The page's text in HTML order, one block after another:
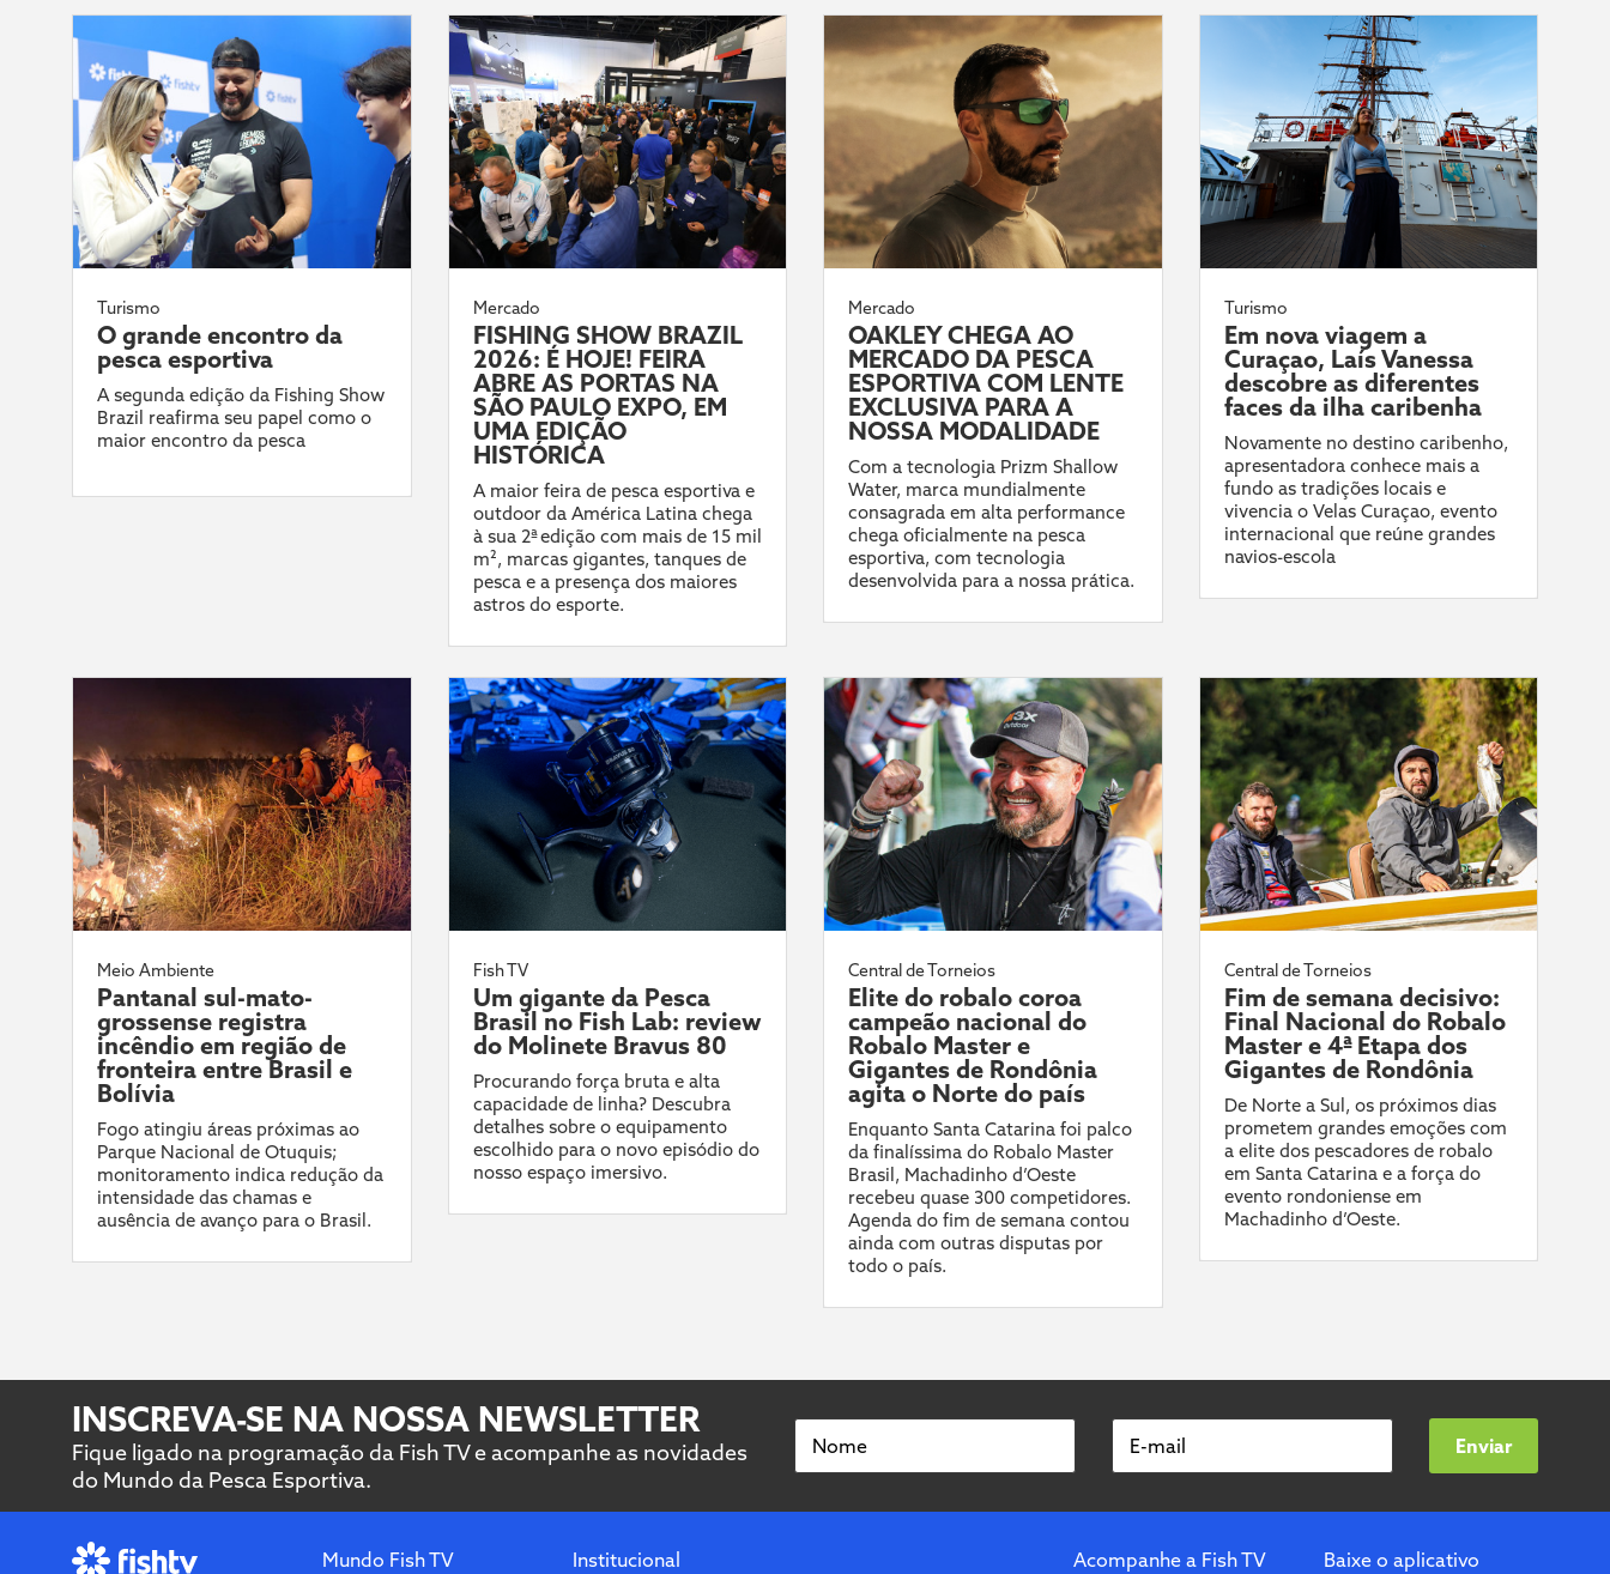
Turismo
O grande encontro da
pesca esportiva
A segunda edição da Fishing Show
Brazil reafirma seu papel como o
maior encontro da pesca
Mercado
FISHING SHOW BRAZIL
2026: É HOJE! FEIRA
ABRE AS PORTAS NA
SÃO PAULO EXPO, EM
UMA EDIÇÃO
HISTÓRICA
A maior feira de pesca esportiva e
outdoor da América Latina chega
à sua 2ª edição com mais de 15 mil
m², marcas gigantes, tanques de
pesca e a presença dos maiores
astros do esporte.
Mercado
OAKLEY CHEGA AO
MERCADO DA PESCA
ESPORTIVA COM LENTE
EXCLUSIVA PARA A
NOSSA MODALIDADE
Com a tecnologia Prizm Shallow
Water, marca mundialmente
consagrada em alta performance
chega oficialmente na pesca
esportiva, com tecnologia
desenvolvida para a nossa prática.
Turismo
Em nova viagem a
Curaçao, Laís Vanessa
descobre as diferentes
faces da ilha caribenha
Novamente no destino caribenho,
apresentadora conhece mais a
fundo as tradições locais e
vivencia o Velas Curaçao, evento
internacional que reúne grandes
navios-escola
Meio Ambiente
Pantanal sul-mato-
grossense registra
incêndio em região de
fronteira entre Brasil e
Bolívia
Fogo atingiu áreas próximas ao
Parque Nacional de Otuquis;
monitoramento indica redução da
intensidade das chamas e
ausência de avanço para o Brasil.
Fish TV
Um gigante da Pesca
Brasil no Fish Lab: review
do Molinete Bravus 80
Procurando força bruta e alta
capacidade de linha? Descubra
detalhes sobre o equipamento
escolhido para o novo episódio do
nosso espaço imersivo.
Central de Torneios
Elite do robalo coroa
campeão nacional do
Robalo Master e
Gigantes de Rondônia
agita o Norte do país
Enquanto Santa Catarina foi palco
da finalíssima do Robalo Master
Brasil, Machadinho d’Oeste
recebeu quase 300 competidores.
Agenda do fim de semana contou
ainda com outras disputas por
todo o país.
Central de Torneios
Fim de semana decisivo:
Final Nacional do Robalo
Master e 4ª Etapa dos
Gigantes de Rondônia
De Norte a Sul, os próximos dias
prometem grandes emoções com
a elite dos pescadores de robalo
em Santa Catarina e a força do
evento rondoniense em
Machadinho d’Oeste.
INSCREVA-SE NA NOSSA NEWSLETTER
Fique ligado na programação da Fish TV e acompanhe as novidades
do Mundo da Pesca Esportiva.
Nome E-mail Enviar
Mundo Fish TV Institucional Acompanhe a Fish TV Baixe o aplicativo